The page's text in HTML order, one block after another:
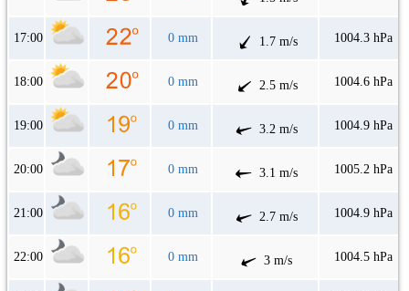
17:00 0 mm 1.7 m/s 1004.3 hPa
18:00 0 mm 2.5 m/s 1004.6 hPa
19:00 0 mm 3.2 m/s 1004.9 hPa
20:00 0 mm 3.1 m/s 1005.2 hPa
21:00 0 mm 2.7 m/s 1004.9 hPa
22:00 0 mm 3 m/s 1004.5 hPa